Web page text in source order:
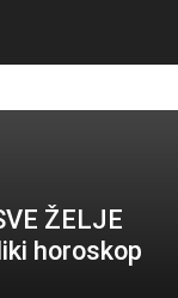
ŽELJE
horoskop